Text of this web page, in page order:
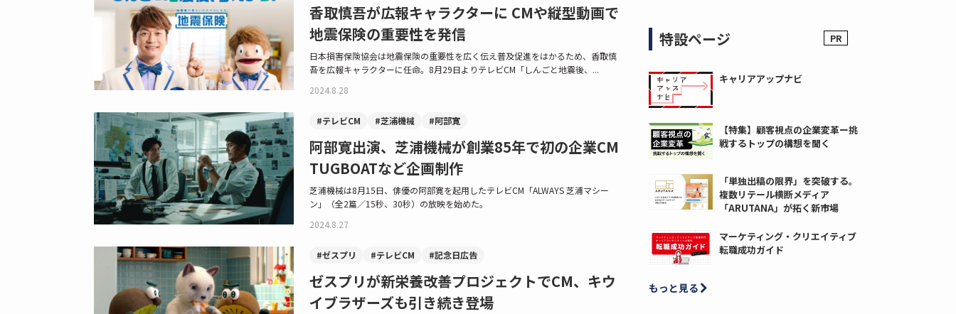
香取慎吾が広報キャラクターに CMや縦型動画で
地震保険の重要性を発信
日本損害保険協会は地震保険の重要性を広く伝え普及促進をはかるため、香取慎
吾を広報キャラクターに任命。8月29日よりテレビCM「しんごと地震後、...
2024.8.28
#テレビCM #芝浦機械 #阿部寛
阿部寛出演、芝浦機械が創業85年で初の企業CM
TUGBOATなど企画制作
芝浦機械は8月15日、俳優の阿部寛を起用したテレビCM「ALWAYS 芝浦マシー
ン」（全2篇／15秒、30秒）の放映を始めた。
2024.8.27
#ゼスプリ #テレビCM #記念日広告
ゼスプリが新栄養改善プロジェクトでCM、キウ
イブラザーズも引き続き登場
特設ページ
キャリアアップナビ
【特集】顧客視点の企業変革ー挑
戦するトップの構想を聞く
「単独出稿の限界」を突破する。
複数リテール横断メディア
「ARUTANA」が拓く新市場
マーケティング・クリエイティブ
転職成功ガイド
もっと見る